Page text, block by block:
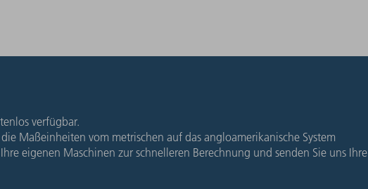
verfügbar.
Maßeinheiten vom metrischen auf das angloamerikanische System
eigenen Maschinen zur schnelleren Berechnung und senden Sie uns Ihre